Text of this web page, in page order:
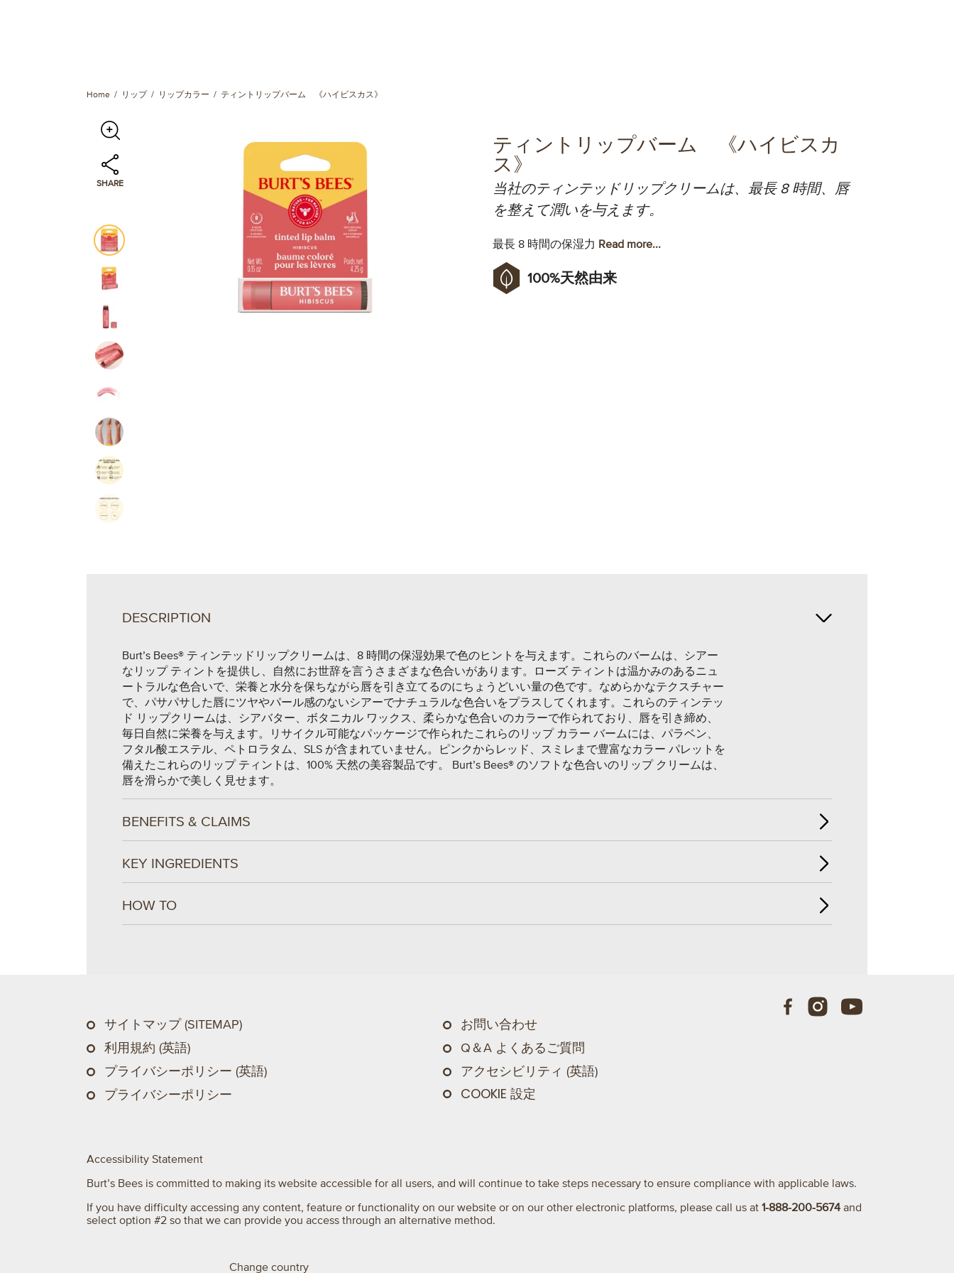
Home リップ リップカラー ティントリップバーム 《ハイビスカス》
ティントリップバーム 《ハイビスカ
ス》
当社のティンテッドリップクリームは、最長 8 時間、唇
を整えて潤いを与えます。
最長 8 時間の保湿力 Read more...
100%天然由来
DESCRIPTION
Burt’s Bees® ティンテッドリップクリームは、8 時間の保湿効果で色のヒントを与えます。これらのバームは、シアー
なリップ ティントを提供し、自然にお世辞を言うさまざまな色合いがあります。ローズ ティントは温かみのあるニュ
ートラルな色合いで、栄養と水分を保ちながら唇を引き立てるのにちょうどいい量の色です。なめらかなテクスチャー
で、パサパサした唇にツヤやパール感のないシアーでナチュラルな色合いをプラスしてくれます。これらのティンテッ
ド リップクリームは、シアバター、ボタニカル ワックス、柔らかな色合いのカラーで作られており、唇を引き締め、
毎日自然に栄養を与えます。リサイクル可能なパッケージで作られたこれらのリップ カラー バームには、パラベン、
フタル酸エステル、ペトロラタム、SLS が含まれていません。ピンクからレッド、スミレまで豊富なカラー パレットを
備えたこれらのリップ ティントは、100% 天然の美容製品です。 Burt’s Bees® のソフトな色合いのリップ クリームは、
唇を滑らかで美しく見せます。
BENEFITS & CLAIMS
KEY INGREDIENTS
HOW TO
サイトマップ (SITEMAP)
利用規約 (英語)
プライバシーポリシー (英語)
プライバシーポリシー
お問い合わせ
Q＆A よくあるご質問
アクセシビリティ (英語)
COOKIE 設定
Accessibility Statement
Burt’s Bees is committed to making its website accessible for all users, and will continue to take steps necessary to ensure compliance with applicable laws.
If you have difficulty accessing any content, feature or functionality on our website or on our other electronic platforms, please call us at 1-888-200-5674 and
select option #2 so that we can provide you access through an alternative method.
Change country